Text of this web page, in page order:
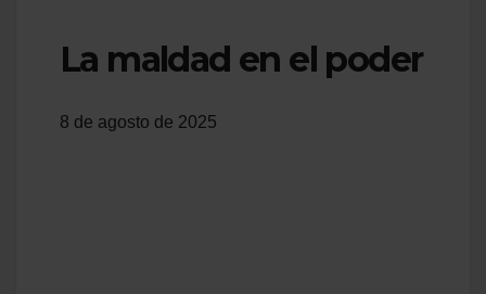
La maldad en el poder
8 de agosto de 2025